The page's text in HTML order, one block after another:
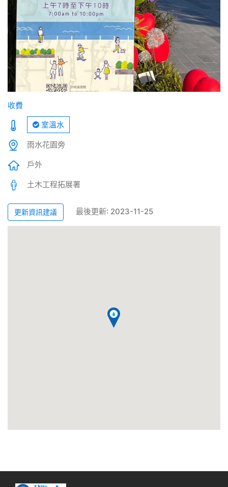
收費
室溫水
雨水花園旁
戶外
土木工程拓展署
更新資訊建議 最後更新: 2023-11-25